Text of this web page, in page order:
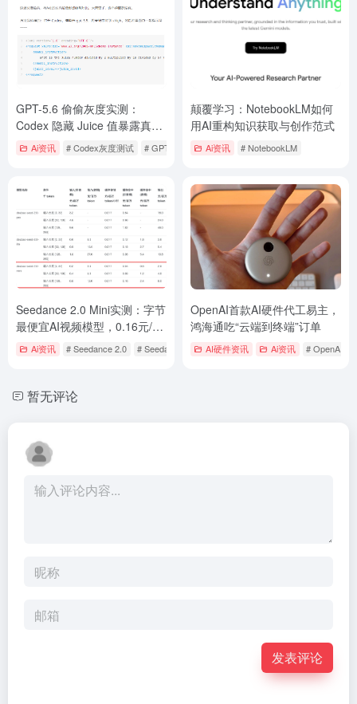
GPT-5.6 偷偷灰度实测：
Codex 隐藏 Juice 值暴露真
相，128 还是 768 一测便知
Ai资讯 # Codex灰度测试 # GPT-5.6 # GPT-5.6 Sol
颠覆学习：NotebookLM如何
用AI重构知识获取与创作范式
Ai资讯 # NotebookLM
Seedance 2.0 Mini实测：字节
最便宜AI视频模型，0.16元/
秒，成本直降50%速度翻倍！
Ai资讯 # Seedance 2.0 # Seedance 2.0 Mini # Seedance 2.0 Mini图生视频定
OpenAI首款AI硬件代工易主，
鸿海通吃“云端到终端”订单
AI硬件资讯 Ai资讯 # OpenAIAI
暂无评论
发表评论